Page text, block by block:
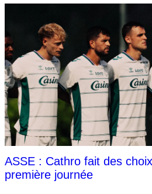
ASSE : Cathro fait des
première journée